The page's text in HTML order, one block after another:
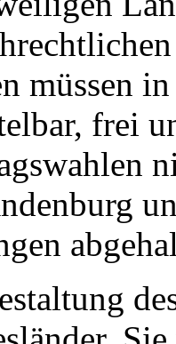
müssen
frei